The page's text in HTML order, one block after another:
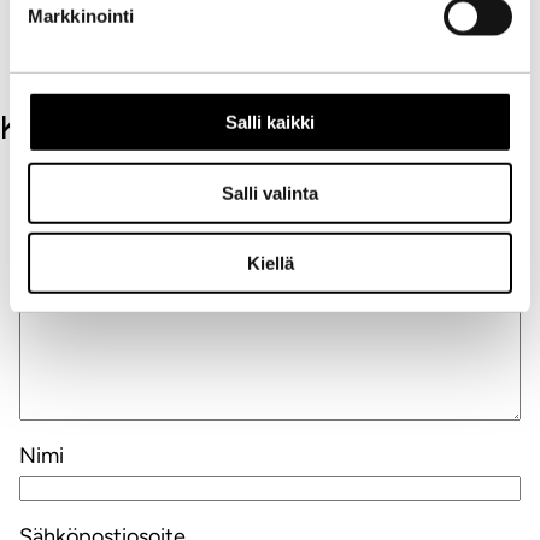
Markkinointi
Salli kaikki
Salli valinta
Kiellä
saattaa näyttäytyä itselle ja muille
Kommentit
Kirjoita kommentti
Nimi